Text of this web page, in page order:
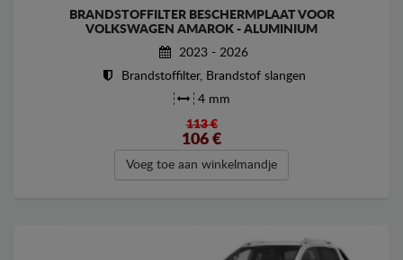
BRANDSTOFFILTER BESCHERMPLAAT VOOR
VOLKSWAGEN AMAROK - ALUMINIUM
2023 - 2026
Brandstoffilter, Brandstof slangen
4 mm
113 €
106 €
Voeg toe aan winkelmandje